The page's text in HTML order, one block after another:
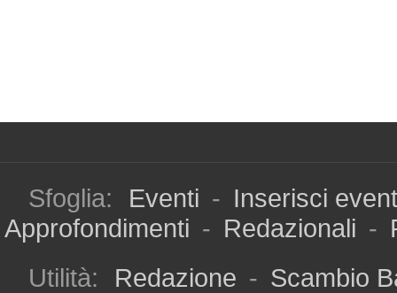
Sfoglia: Eventi - Inserisci
Approfondimenti - Redazionali -
Utilità:
Redazione - Scambio